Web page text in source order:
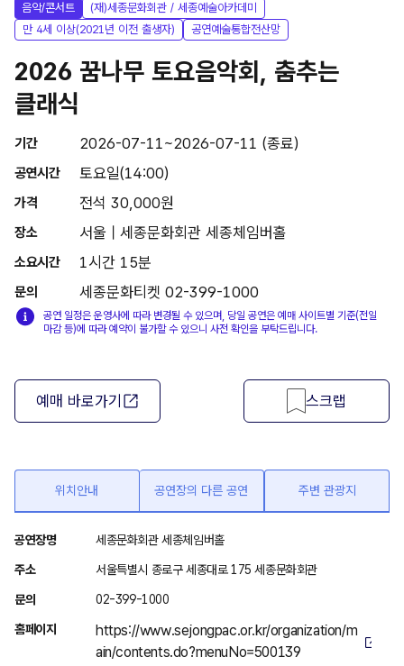
음악/콘서트
(재)세종문화회관 / 세종예술아카데미
만 4세 이상(2021년 이전 출생자)
공연예술통합전산망
2026 꿈나무 토요음악회, 춤추는
클래식
기간 2026-07-11~2026-07-11 (종료)
공연시간 토요일(14:00)
가격 전석 30,000원
장소 서울 | 세종문화회관 세종체임버홀
소요시간 1시간 15분
문의 세종문화티켓 02-399-1000
공연 일정은 운영사에 따라 변경될 수 있으며, 당일 공연은 예매 사이트별 기준(전일
마감 등)에 따라 예약이 불가할 수 있으니 사전 확인을 부탁드립니다.
예매 바로가기 스크랩
위치안내 공연장의 다른 공연 주변 관광지
위
치
안
공연장명 세종문화회관 세종체임버홀
주소 서울특별시 종로구 세종대로 175 세종문화회관
문의 02-399-1000
홈페이지
https://www.sejongpac.or.kr/organization/m
ain/contents.do?menuNo=500139